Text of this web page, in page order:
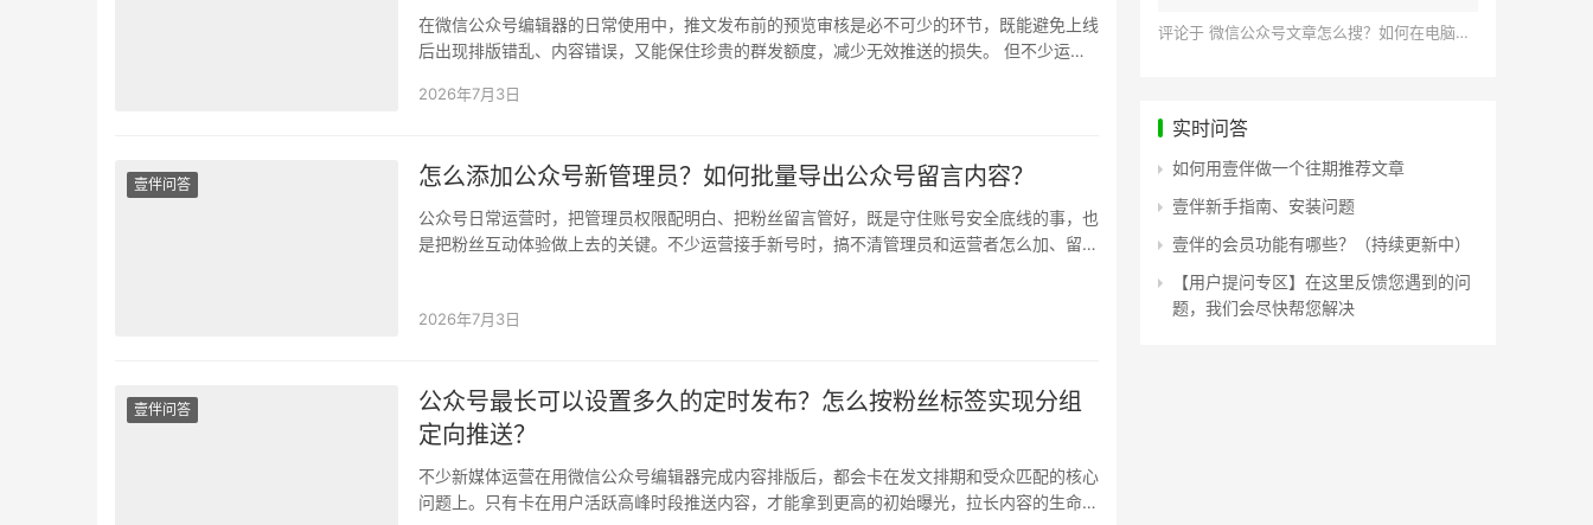
在微信公众号编辑器的日常使用中，推文发布前的预览审核是必不可少的环节，既能避免上线
后出现排版错乱、内容错误，又能保住珍贵的群发额度，减少无效推送的损失。 但不少运营
2026年7月3日
壹伴问答 怎么添加公众号新管理员？如何批量导出公众号留言内容？
公众号日常运营时，把管理员权限配明白、把粉丝留言管好，既是守住账号安全底线的事，也
是把粉丝互动体验做上去的关键。不少运营接手新号时，搞不清管理员和运营者怎么加、留言
2026年7月3日
壹伴问答
公众号最长可以设置多久的定时发布？怎么按粉丝标签实现分组
定向推送？
不少新媒体运营在用微信公众号编辑器完成内容排版后，都会卡在发文排期和受众匹配的核心
问题上。只有卡在用户活跃高峰时段推送内容，才能拿到更高的初始曝光，拉长内容的生命周
评论于 微信公众号文章怎么搜？如何在电脑上搜索公众号文章？
实时问答
如何用壹伴做一个往期推荐文章
壹伴新手指南、安装问题
壹伴的会员功能有哪些？（持续更新中）
【用户提问专区】在这里反馈您遇到的问
题，我们会尽快帮您解决